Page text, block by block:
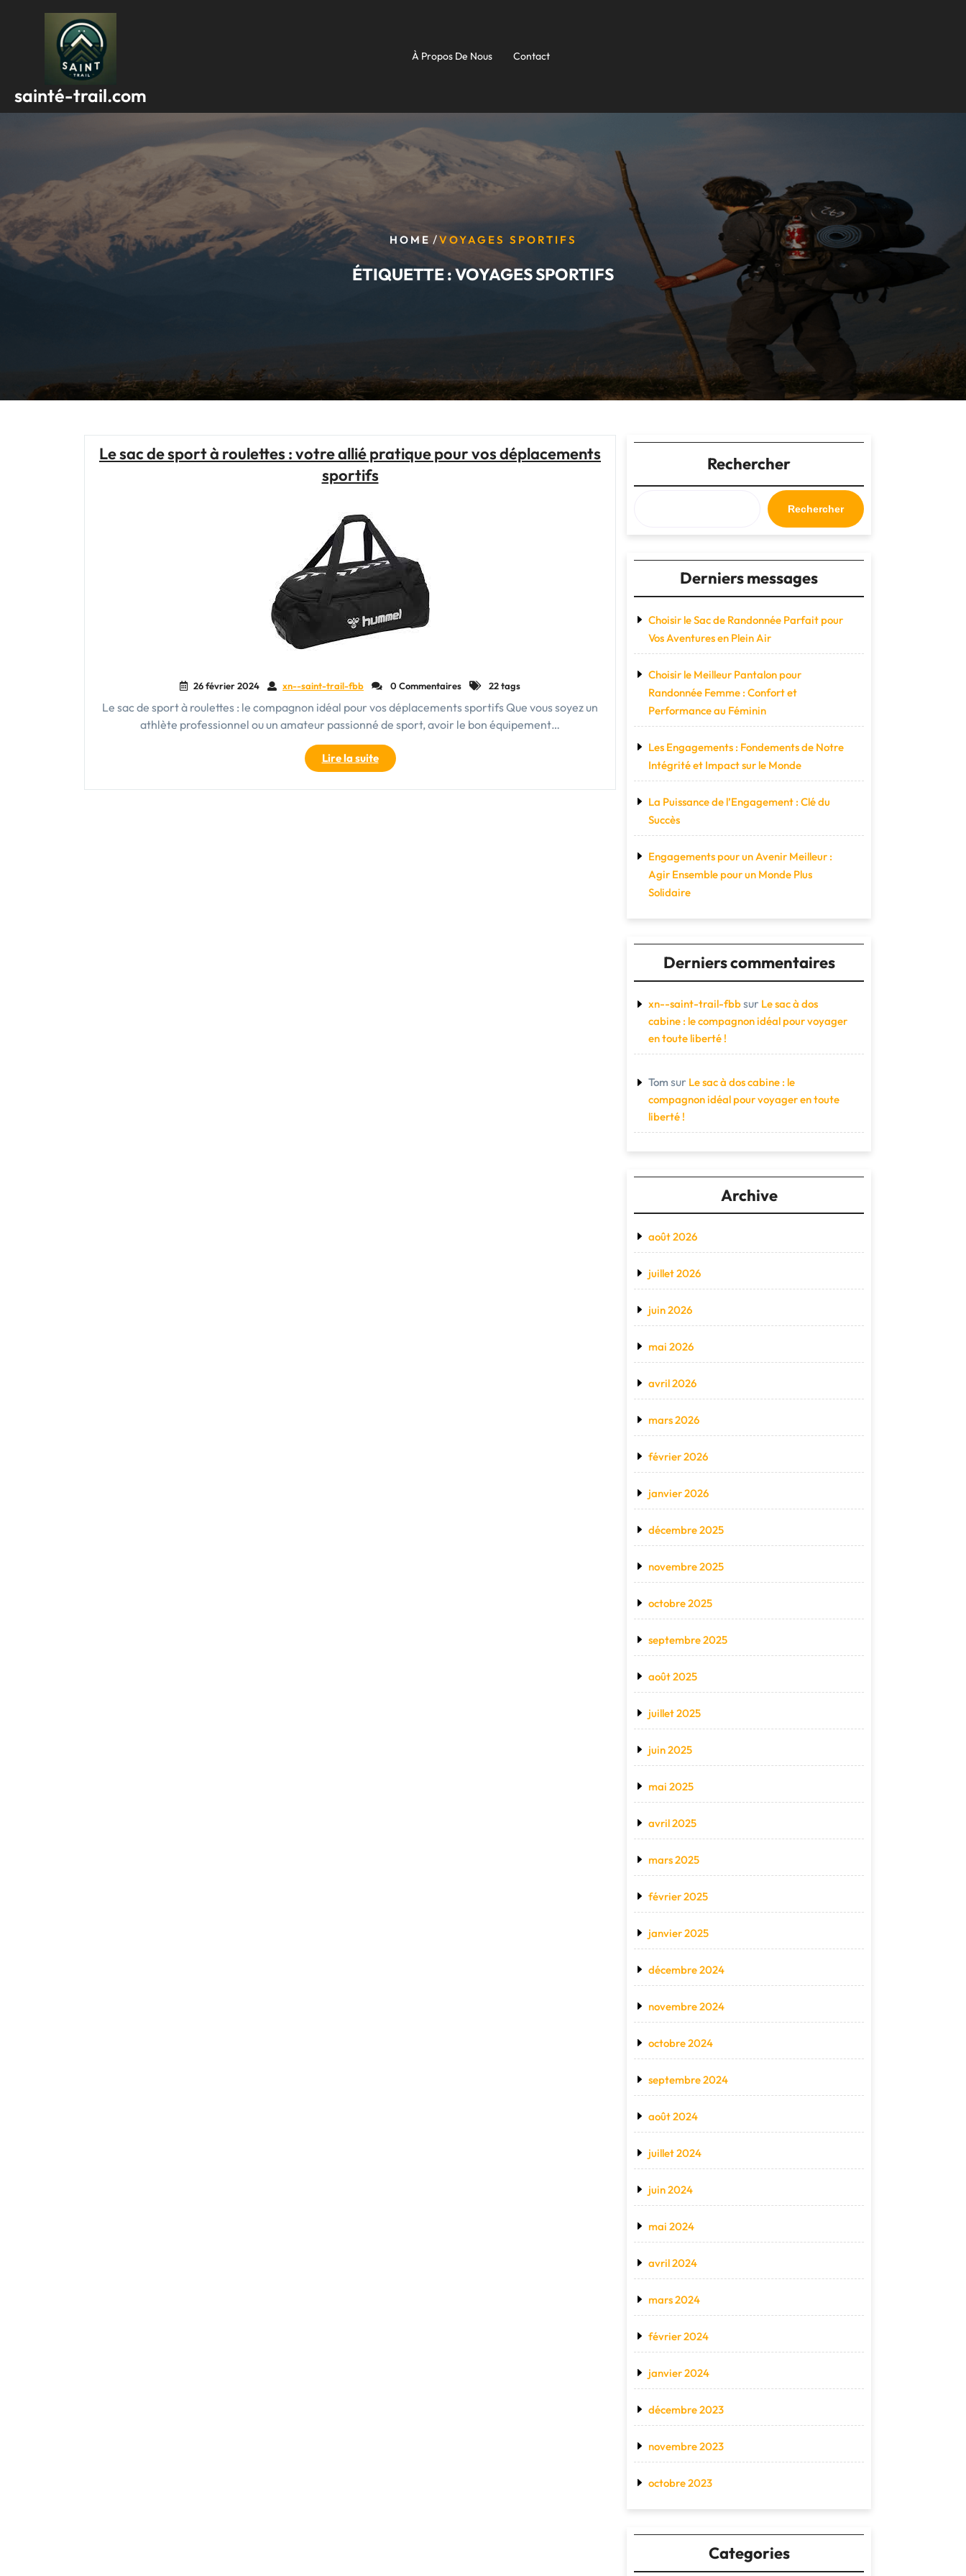
sainté-trail.com
À Propos De Nous Contact
HOME /VOYAGES SPORTIFS
ÉTIQUETTE :VOYAGES SPORTIFS
Le sac de sport à roulettes : votre allié pratique pour vos déplacements
sportifs
26 février 2024 xn--saint-trail-fbb 0 Commentaires 22 tags
Le sac de sport à roulettes : le compagnon idéal pour vos déplacements sportifs Que vous soyez un
athlète professionnel ou un amateur passionné de sport, avoir le bon équipement…
Lire la suite"Le
sac
de
Rechercher
Rechercher
Derniers messages
Choisir le Sac de Randonnée Parfait pour
Vos Aventures en Plein Air
Choisir le Meilleur Pantalon pour
Randonnée Femme : Confort et
Performance au Féminin
Les Engagements : Fondements de Notre
Intégrité et Impact sur le Monde
La Puissance de l’Engagement : Clé du
Succès
Engagements pour un Avenir Meilleur :
Agir Ensemble pour un Monde Plus
Solidaire
Derniers commentaires
xn--saint-trail-fbbsur Le sac à dos
cabine : le compagnon idéal pour voyager
en toute liberté !
Tom sur Le sac à dos cabine : le
compagnon idéal pour voyager en toute
liberté !
Archive
août 2026
juillet 2026
juin 2026
mai 2026
avril 2026
mars 2026
février 2026
janvier 2026
décembre 2025
novembre 2025
octobre 2025
septembre 2025
août 2025
juillet 2025
juin 2025
mai 2025
avril 2025
mars 2025
février 2025
janvier 2025
décembre 2024
novembre 2024
octobre 2024
septembre 2024
août 2024
juillet 2024
juin 2024
mai 2024
avril 2024
mars 2024
février 2024
janvier 2024
décembre 2023
novembre 2023
octobre 2023
Categories